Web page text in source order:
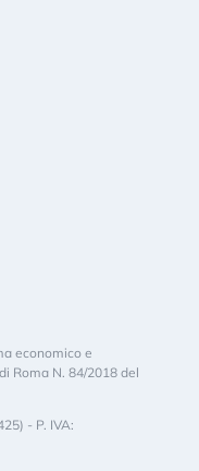
economico e
Roma N. 84/2018 del
- P. IVA: